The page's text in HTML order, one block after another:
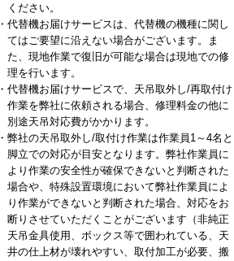
ください。
・代替機お届けサービスは、代替機の機種に関し
てはご要望に沿えない場合がございます。ま
た、現地作業で復旧が可能な場合は現地での修
理を行います。
・代替機お届けサービスで、天吊取外し/再取付け
作業を弊社に依頼される場合、修理料金の他に
別途天吊対応費がかかります。
・弊社の天吊取外し/取付け作業は作業員1～4名と
脚立での対応が目安となります。弊社作業員に
より作業の安全性が確保できないと判断された
場合や、特殊設置環境において弊社作業員によ
り作業ができないと判断された場合、対応をお
断りさせていただくことがございます（非純正
天吊金具使用、ボックス等で囲われている、天
井の仕上材が壊れやすい、取付加工が必要、搬